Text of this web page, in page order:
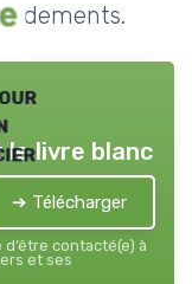
livre blanc
➔ Télécharger
contacté(e) à
et ses